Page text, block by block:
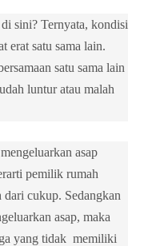
sini? Ternyata, kondisi
erat satu sama lain.
satu sama lain
luntur atau malah
asap
pemilik rumah
cukup. Sedangkan
asap, maka
yang tidak memiliki